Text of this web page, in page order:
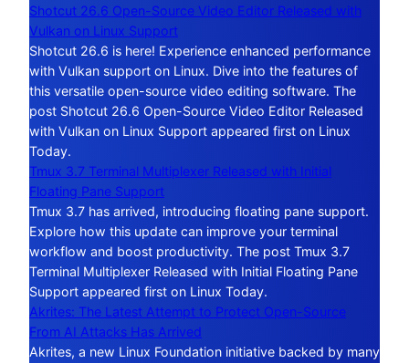
Shotcut 26.6 Open-Source Video Editor Released with
Vulkan on Linux Support
Shotcut 26.6 is here! Experience enhanced performance
with Vulkan support on Linux. Dive into the features of
this versatile open-source video editing software. The
post Shotcut 26.6 Open-Source Video Editor Released
with Vulkan on Linux Support appeared first on Linux
Today.
Tmux 3.7 Terminal Multiplexer Released with Initial
Floating Pane Support
Tmux 3.7 has arrived, introducing floating pane support.
Explore how this update can improve your terminal
workflow and boost productivity. The post Tmux 3.7
Terminal Multiplexer Released with Initial Floating Pane
Support appeared first on Linux Today.
Akrites: The Latest Attempt to Protect Open-Source
From AI Attacks Has Arrived
Akrites, a new Linux Foundation initiative backed by many